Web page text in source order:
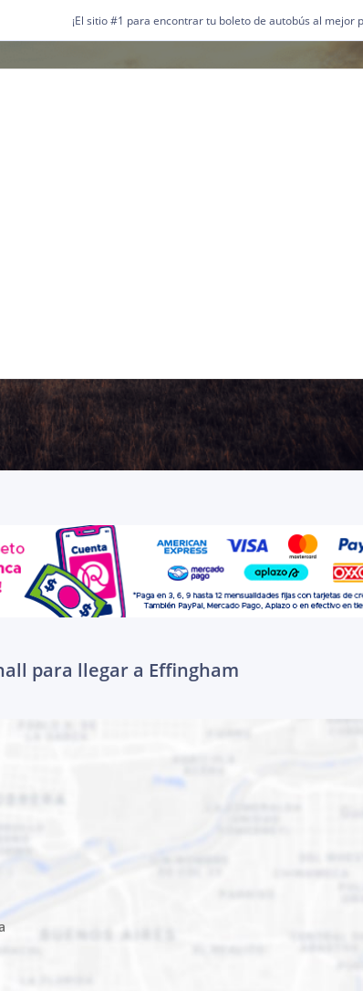
¡El sitio #1 para encontrar tu boleto de autobús al mejor
para llegar a Effingham